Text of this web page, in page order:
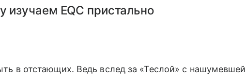
изучаем EQC пристально
в отстающих. Ведь вслед за «Теслой» с нашумевшей